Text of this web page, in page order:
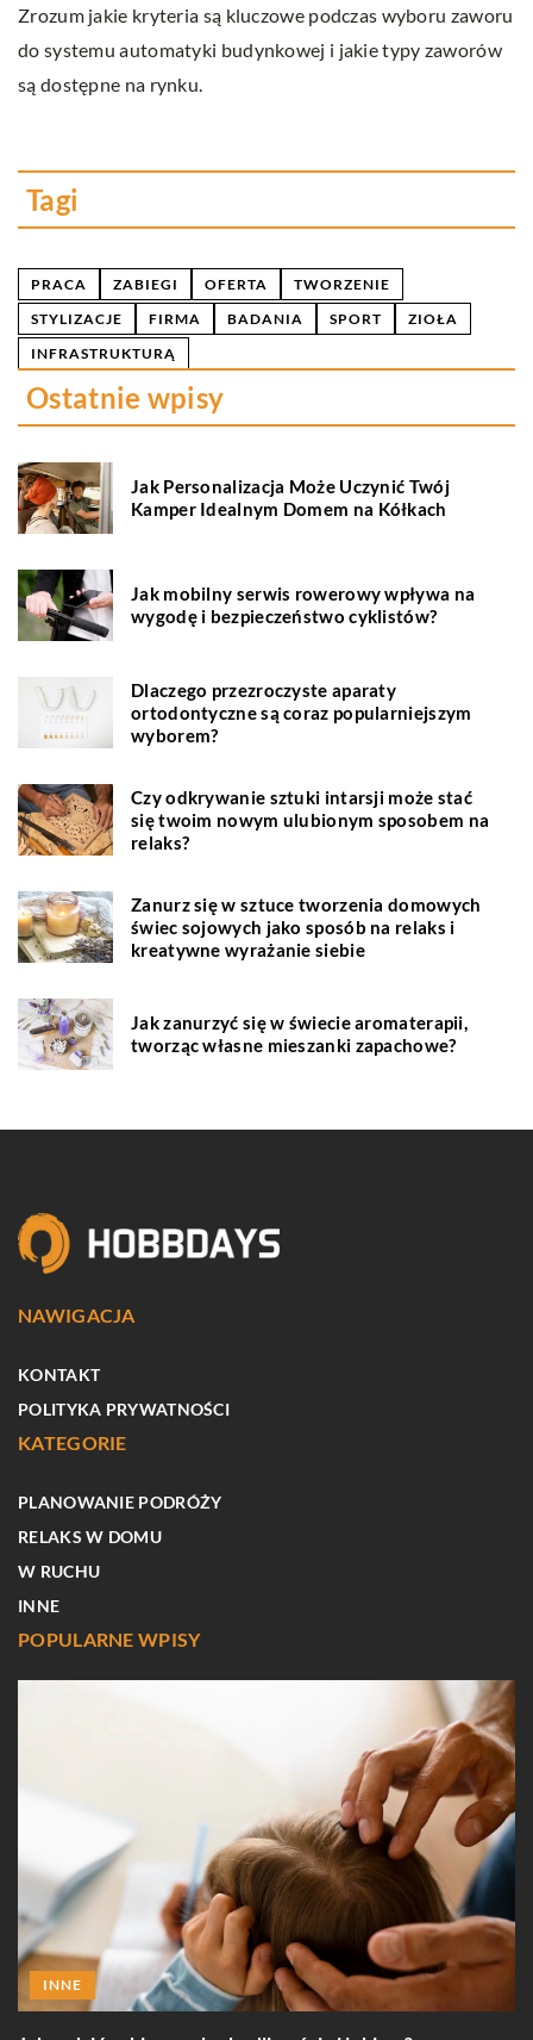
Zrozum jakie kryteria są kluczowe podczas wyboru zaworu
do systemu automatyki budynkowej i jakie typy zaworów
są dostępne na rynku.
Tagi
PRACA ZABIEGI OFERTA
TWORZENIE
STYLIZACJE
FIRMA BADANIA SPORT
ZIOŁA
INFRASTRUKTURĄ
Ostatnie wpisy
Jak Personalizacja Może Uczynić Twój
Kamper Idealnym Domem na Kółkach
Jak mobilny serwis rowerowy wpływa na
wygodę i bezpieczeństwo cyklistów?
Dlaczego przezroczyste aparaty
ortodontyczne są coraz popularniejszym
wyborem?
Czy odkrywanie sztuki intarsji może stać
się twoim nowym ulubionym sposobem na
relaks?
Zanurz się w sztuce tworzenia domowych
świec sojowych jako sposób na relaks i
kreatywne wyrażanie siebie
Jak zanurzyć się w świecie aromaterapii,
tworząc własne mieszanki zapachowe?
NAWIGACJA
KONTAKT
POLITYKA PRYWATNOŚCI
KATEGORIE
PLANOWANIE PODRÓŻY
RELAKS W DOMU
W RUCHU
INNE
POPULARNE WPISY
INNE